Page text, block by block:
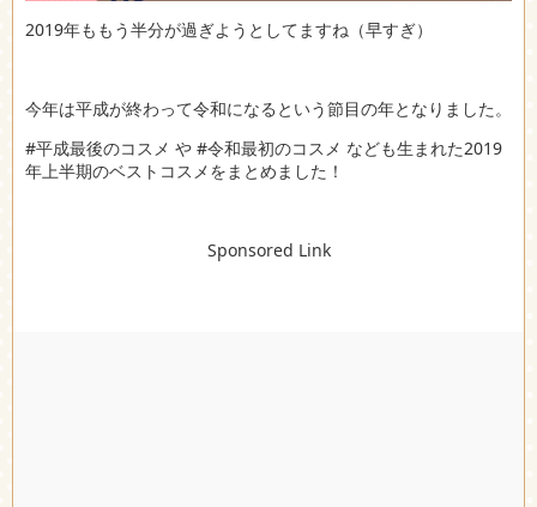
2019年ももう半分が過ぎようとしてますね（早すぎ）
今年は平成が終わって令和になるという節目の年となりました。
#平成最後のコスメ や #令和最初のコスメ なども生まれた2019
年上半期のベストコスメをまとめました！
Sponsored Link